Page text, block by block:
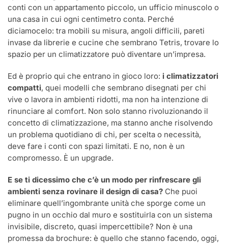
conti con un appartamento piccolo, un ufficio minuscolo o
una casa in cui ogni centimetro conta. Perché
diciamocelo: tra mobili su misura, angoli difficili, pareti
invase da librerie e cucine che sembrano Tetris, trovare lo
spazio per un climatizzatore può diventare un’impresa.
Ed è proprio qui che entrano in gioco loro: i climatizzatori
compatti, quei modelli che sembrano disegnati per chi
vive o lavora in ambienti ridotti, ma non ha intenzione di
rinunciare al comfort. Non solo stanno rivoluzionando il
concetto di climatizzazione, ma stanno anche risolvendo
un problema quotidiano di chi, per scelta o necessità,
deve fare i conti con spazi limitati. E no, non è un
compromesso. È un upgrade.
E se ti dicessimo che c’è un modo per rinfrescare gli
ambienti senza rovinare il design di casa? Che puoi
eliminare quell’ingombrante unità che sporge come un
pugno in un occhio dal muro e sostituirla con un sistema
invisibile, discreto, quasi impercettibile? Non è una
promessa da brochure: è quello che stanno facendo, oggi,